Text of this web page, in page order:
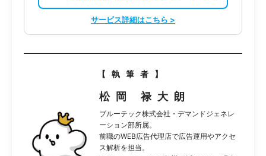
サービス詳細はこちら >
【執筆者】
松岡 禄大朗
ブルーテック株式会社・デマンドジェネレ
ーション部所属。
前職のWEB広告代理店で広告運用やアクセ
ス解析を担当。